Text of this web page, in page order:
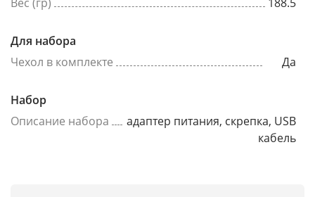
Для набора
Чехол в комплекте
Да
Набор
Описание набора
адаптер питания, скрепка, USB
кабель